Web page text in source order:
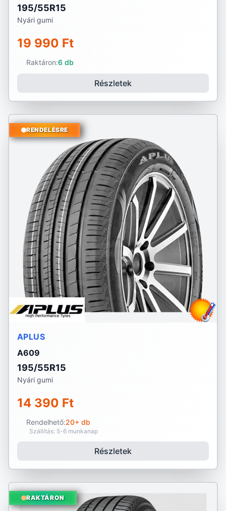
195/55R15
Nyári gumi
19 990 Ft
Raktáron:6 db
Részletek
RENDELÉSRE
APLUS
A609
195/55R15
Nyári gumi
14 390 Ft
Rendelhető:20+ db
Szállítás: 5-6 munkanap
Részletek
RAKTÁRON